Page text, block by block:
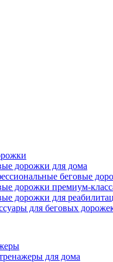
дорожки для дома
беговые
дорожки премиум-
дорожки для
для беговых
для дома